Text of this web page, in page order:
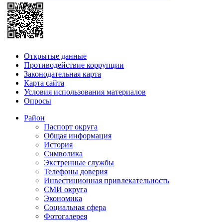
Открытые данные
Противодействие коррупции
Законодательная карта
Карта сайта
Условия использования материалов
Опросы
Район
Паспорт округа
Общая информация
История
Символика
Экстренные службы
Телефоны доверия
Инвестиционная привлекательность
СМИ округа
Экономика
Социальная сфера
Фотогалерея